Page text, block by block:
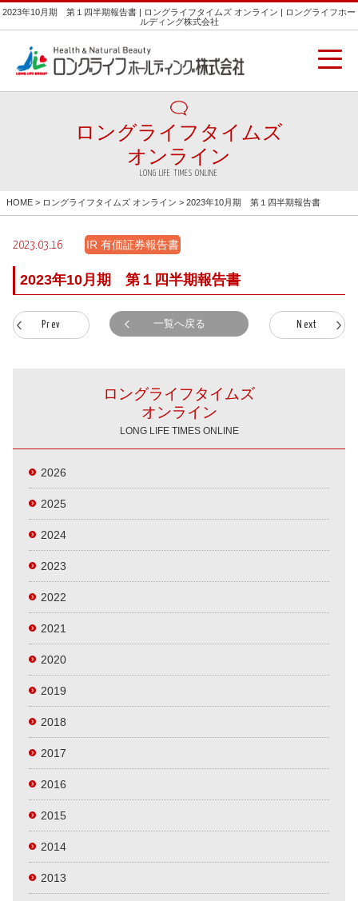
2023年10月期 第１四半期報告書 | ロングライフタイムズ オンライン | ロングライフホー
ルディング株式会社
ロングライフタイムズ
オンライン
LONG LIFE TIMES ONLINE
HOME > ロングライフタイムズ オンライン > 2023年10月期 第１四半期報告書
2023.03.16 IR 有価証券報告書
2023年10月期 第１四半期報告書
Prev 一覧へ戻る Next
ロングライフタイムズ
オンライン
LONG LIFE TIMES ONLINE
2026
2025
2024
2023
2022
2021
2020
2019
2018
2017
2016
2015
2014
2013